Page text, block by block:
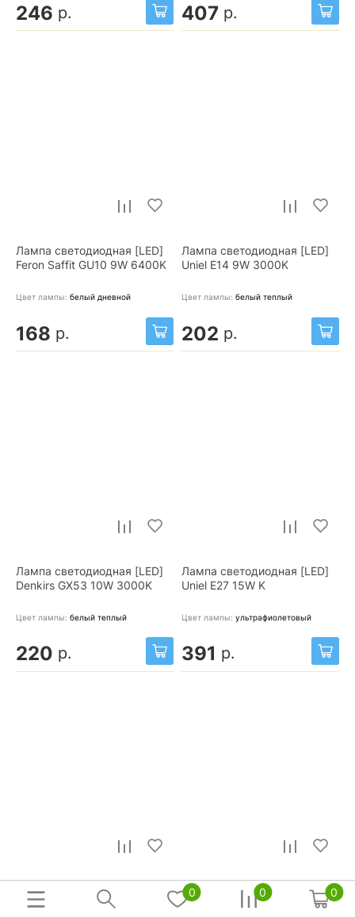
246 р. 407 р.
Лампа светодиодная [LED]
Feron Saffit GU10 9W 6400K
Цвет лампы: белый дневной
168 р.
Лампа светодиодная [LED]
Uniel E14 9W 3000K
Цвет лампы: белый теплый
202 р.
Лампа светодиодная [LED]
Denkirs GX53 10W 3000K
Цвет лампы: белый теплый
220 р.
Лампа светодиодная [LED]
Uniel E27 15W K
Цвет лампы: ультрафиолетовый
391 р.
Светильник для растений
ULI-P19 UL-00006554
Лампа светодиодная [LED]
Uniel E14 7W 4000K
0 0 0